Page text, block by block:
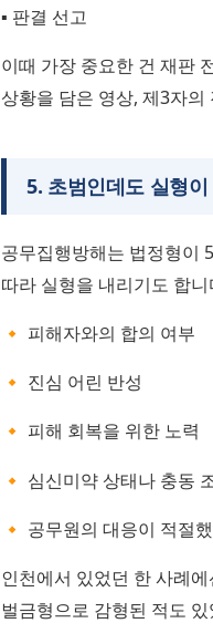
▪️ 판결 선고
이때 가장 중요한 건 재판
상황을 담은 영상, 제3자
5. 초범인데도 실형
공무집행방해는 법정형이
따라 실형을 내리기도 합
🔸 피해자와의 합의 여부
🔸 진심 어린 반성
🔸 피해 회복을 위한 노력
🔸 심신미약 상태나 충동
🔸 공무원의 대응이 적절
인천에서 있었던 한 사례
벌금형으로 감형된 적도